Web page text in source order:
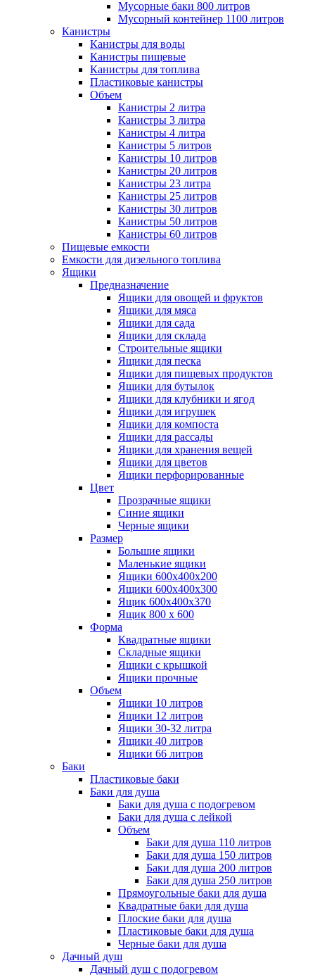
Мусорные баки 800 литров
Мусорный контейнер 1100 литров
Канистры
Канистры для воды
Канистры пищевые
Канистры для топлива
Пластиковые канистры
Объем
Канистры 2 литра
Канистры 3 литра
Канистры 4 литра
Канистры 5 литров
Канистры 10 литров
Канистры 20 литров
Канистры 23 литра
Канистры 25 литров
Канистры 30 литров
Канистры 50 литров
Канистры 60 литров
Пищевые емкости
Емкости для дизельного топлива
Ящики
Предназначение
Ящики для овощей и фруктов
Ящики для мяса
Ящики для сада
Ящики для склада
Строительные ящики
Ящики для песка
Ящики для пищевых продуктов
Ящики для бутылок
Ящики для клубники и ягод
Ящики для игрушек
Ящики для компоста
Ящики для рассады
Ящики для хранения вещей
Ящики для цветов
Ящики перфорированные
Цвет
Прозрачные ящики
Синие ящики
Черные ящики
Размер
Большие ящики
Маленькие ящики
Ящики 600х400х200
Ящики 600х400х300
Ящик 600х400х370
Ящик 800 х 600
Форма
Квадратные ящики
Складные ящики
Ящики с крышкой
Ящики прочные
Объем
Ящики 10 литров
Ящики 12 литров
Ящики 30-32 литра
Ящики 40 литров
Ящики 66 литров
Баки
Пластиковые баки
Баки для душа
Баки для душа с подогревом
Баки для душа с лейкой
Объем
Баки для душа 110 литров
Баки для душа 150 литров
Баки для душа 200 литров
Баки для душа 250 литров
Прямоугольные баки для душа
Квадратные баки для душа
Плоские баки для душа
Пластиковые баки для душа
Черные баки для душа
Дачный душ
Дачный душ с подогревом